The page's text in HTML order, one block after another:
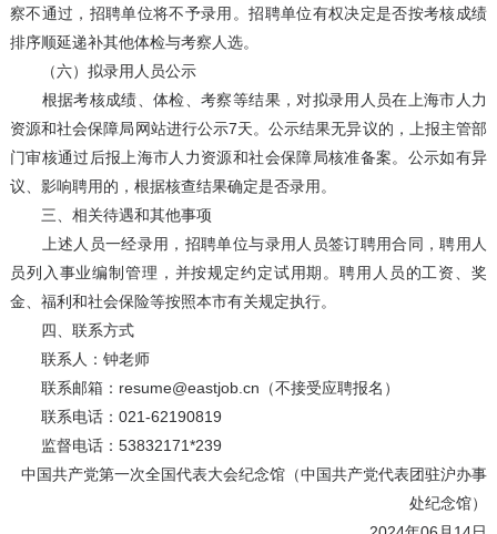
察不通过，招聘单位将不予录用。招聘单位有权决定是否按考核成绩
排序顺延递补其他体检与考察人选。
（六）拟录用人员公示
根据考核成绩、体检、考察等结果，对拟录用人员在上海市人力
资源和社会保障局网站进行公示7天。公示结果无异议的，上报主管部
门审核通过后报上海市人力资源和社会保障局核准备案。公示如有异
议、影响聘用的，根据核查结果确定是否录用。
三、相关待遇和其他事项
上述人员一经录用，招聘单位与录用人员签订聘用合同，聘用人
员列入事业编制管理，并按规定约定试用期。聘用人员的工资、奖
金、福利和社会保险等按照本市有关规定执行。
四、联系方式
联系人：钟老师
联系邮箱：resume@eastjob.cn（不接受应聘报名）
联系电话：021-62190819
监督电话：53832171*239
中国共产党第一次全国代表大会纪念馆（中国共产党代表团驻沪办事
处纪念馆）